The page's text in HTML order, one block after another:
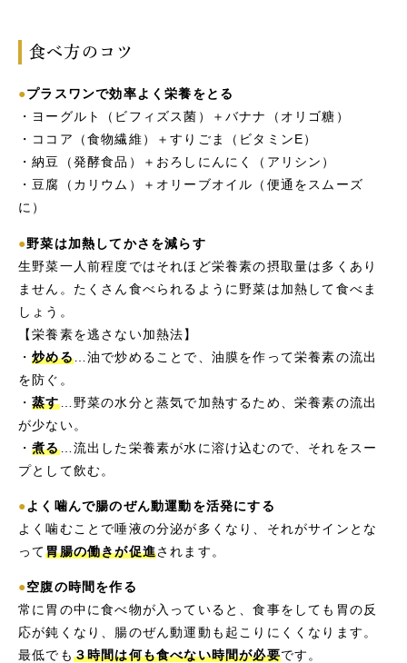
食べ方のコツ
●プラスワンで効率よく栄養をとる
・ヨーグルト（ビフィズス菌）＋バナナ（オリゴ糖）
・ココア（食物繊維）＋すりごま（ビタミンE）
・納豆（発酵食品）＋おろしにんにく（アリシン）
・豆腐（カリウム）＋オリーブオイル（便通をスムーズ
に）
●野菜は加熱してかさを減らす
生野菜一人前程度ではそれほど栄養素の摂取量は多くあり
ません。たくさん食べられるように野菜は加熱して食べま
しょう。
【栄養素を逃さない加熱法】
・炒める…油で炒めることで、油膜を作って栄養素の流出
を防ぐ。
・蒸す…野菜の水分と蒸気で加熱するため、栄養素の流出
が少ない。
・煮る…流出した栄養素が水に溶け込むので、それをスー
プとして飲む。
●よく噛んで腸のぜん動運動を活発にする
よく噛むことで唾液の分泌が多くなり、それがサインとな
って胃腸の働きが促進されます。
●空腹の時間を作る
常に胃の中に食べ物が入っていると、食事をしても胃の反
応が鈍くなり、腸のぜん動運動も起こりにくくなります。
最低でも３時間は何も食べない時間が必要です。